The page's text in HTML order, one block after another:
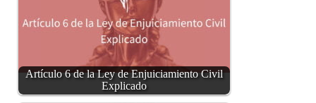
Artículo 6 de la Ley de Enjuiciamiento Civil
Explicado